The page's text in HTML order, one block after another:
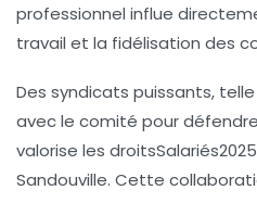
professionnel influe
travail et la fidélisation des
Des syndicats puissants,
avec le comité pour
valorise les
Sandouville. Cette